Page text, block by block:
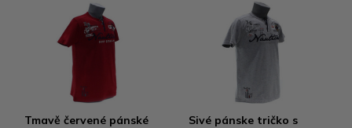
Tmavě červené pánské
Sivé pánske tričko s